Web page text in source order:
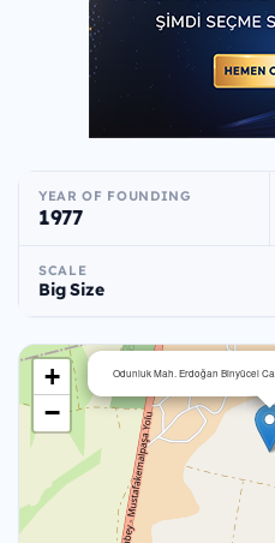
YEAR OF FOUNDING
1977
SCALE
Big Size
Odunluk Mah. Erdoğan Binyücel
+
−